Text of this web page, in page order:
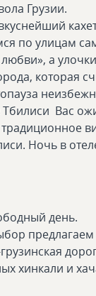
Грузии.
по улицам
а
которая
Вас
традиционное
Ночь в
день.
предлагаем
хинкали и